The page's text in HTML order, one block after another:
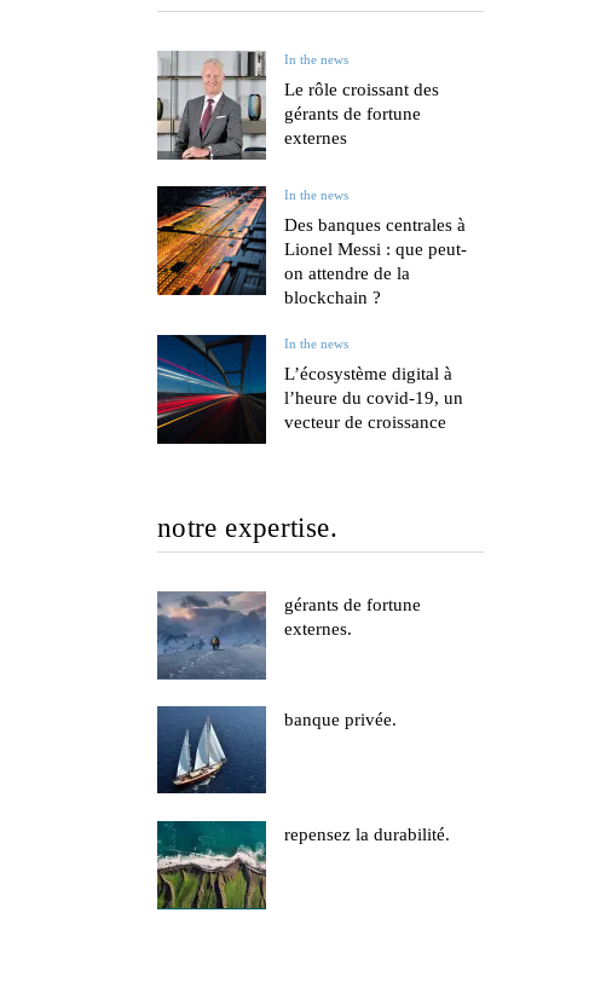
In the news
Le rôle croissant des
gérants de fortune
externes
In the news
Des banques centrales à
Lionel Messi : que peut-
on attendre de la
blockchain ?
In the news
L’écosystème digital à
l’heure du covid-19, un
vecteur de croissance
notre expertise.
gérants de fortune
externes.
banque privée.
repensez la durabilité.